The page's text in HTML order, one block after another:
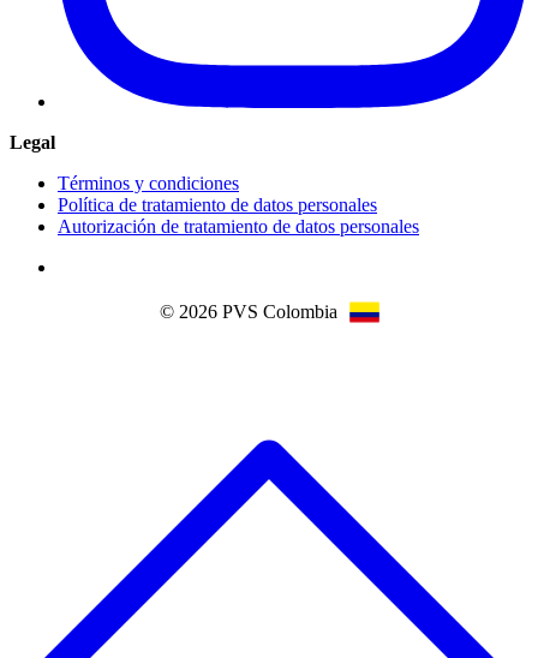
Legal
Términos y condiciones
Política de tratamiento de datos personales
Autorización de tratamiento de datos personales
© 2026 PVS Colombia